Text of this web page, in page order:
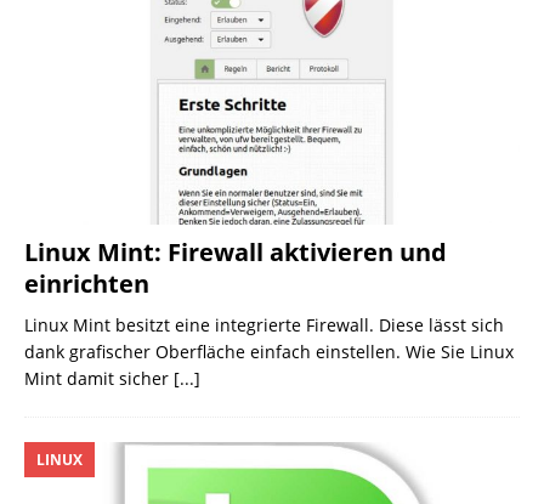
Linux Mint: Firewall aktivieren und
einrichten
Linux Mint besitzt eine integrierte Firewall. Diese lässt sich
dank grafischer Oberfläche einfach einstellen. Wie Sie Linux
Mint damit sicher [...]
LINUX